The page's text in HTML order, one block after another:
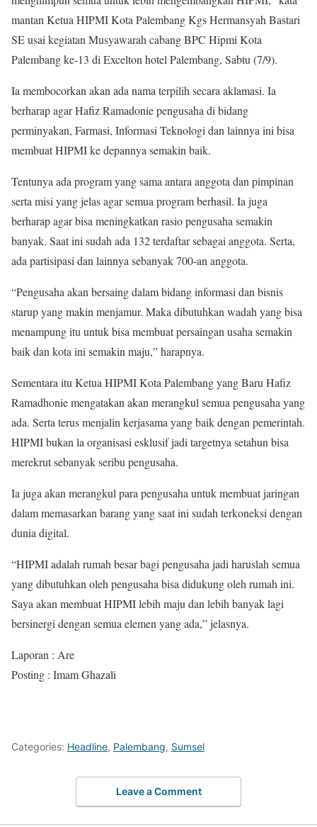
mantan Ketua HIPMI Kota Palembang Kgs Hermansyah Bastari
SE usai kegiatan Musyawarah cabang BPC Hipmi Kota
Palembang ke-13 di Excelton hotel Palembang, Sabtu (7/9).
Ia membocorkan akan ada nama terpilih secara aklamasi. Ia
berharap agar Hafiz Ramadonie pengusaha di bidang
perminyakan, Farmasi, Informasi Teknologi dan lainnya ini bisa
membuat HIPMI ke depannya semakin baik.
Tentunya ada program yang sama antara anggota dan pimpinan
serta misi yang jelas agar semua program berhasil. Ia juga
berharap agar bisa meningkatkan rasio pengusaha semakin
banyak. Saat ini sudah ada 132 terdaftar sebagai anggota. Serta,
ada partisipasi dan lainnya sebanyak 700-an anggota.
“Pengusaha akan bersaing dalam bidang informasi dan bisnis
starup yang makin menjamur. Maka dibutuhkan wadah yang bisa
menampung itu untuk bisa membuat persaingan usaha semakin
baik dan kota ini semakin maju,” harapnya.
Sementara itu Ketua HIPMI Kota Palembang yang Baru Hafiz
Ramadhonie mengatakan akan merangkul semua pengusaha yang
ada. Serta terus menjalin kerjasama yang baik dengan pemerintah.
HIPMI bukan la organisasi esklusif jadi targetnya setahun bisa
merekrut sebanyak seribu pengusaha.
Ia juga akan merangkul para pengusaha untuk membuat jaringan
dalam memasarkan barang yang saat ini sudah terkoneksi dengan
dunia digital.
“HIPMI adalah rumah besar bagi pengusaha jadi haruslah semua
yang dibutuhkan oleh pengusaha bisa didukung oleh rumah ini.
Saya akan membuat HIPMI lebih maju dan lebih banyak lagi
bersinergi dengan semua elemen yang ada,” jelasnya.
Laporan : Are
Posting : Imam Ghazali
Categories: Headline, Palembang, Sumsel
Leave a Comment